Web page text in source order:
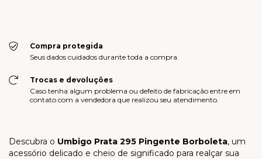
Compra protegida
Seus dados cuidados durante toda a compra.
Trocas e devoluções
Caso tenha algum problema ou defeito de fabricação entre em
contato com a vendedora que realizou seu atendimento.
Descubra o Umbigo Prata 295 Pingente Borboleta, um
acessório delicado e cheio de significado para realçar sua